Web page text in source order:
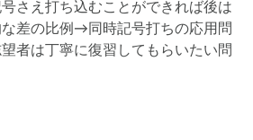
さえ打ち込むことができれば後は
差の比例→同時記号打ちの応用問
者は丁寧に復習してもらいたい問